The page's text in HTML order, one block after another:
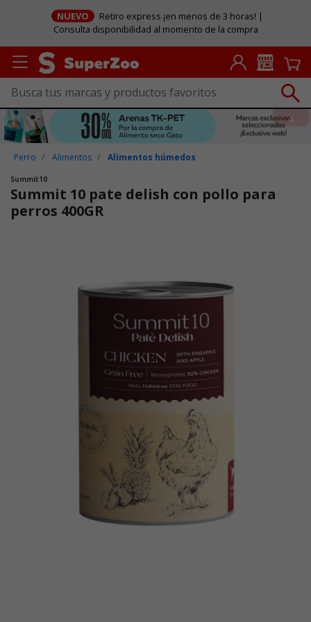
NUEVO
Retiro express ¡en menos de 3 horas! |
Consulta disponibilidad al momento de la compra
Perro Alimentos Alimentos húmedos
Summit10
Summit 10 pate delish con pollo para
perros 400GR